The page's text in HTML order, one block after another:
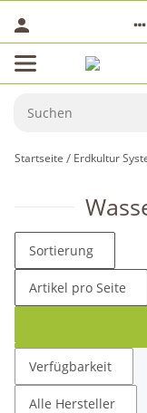
Startseite Erdkultur
Sortierung
Artikel pro Seite
Verfügbarkeit
Alle Hersteller